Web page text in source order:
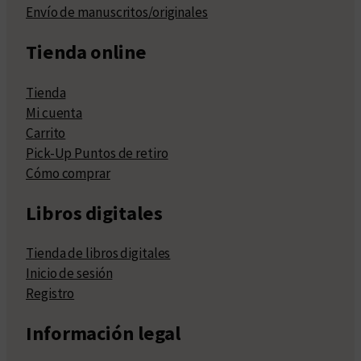
Envío de manuscritos/originales
Tienda online
Tienda
Mi cuenta
Carrito
Pick-Up Puntos de retiro
Cómo comprar
Libros digitales
Tienda de libros digitales
Inicio de sesión
Registro
Información legal